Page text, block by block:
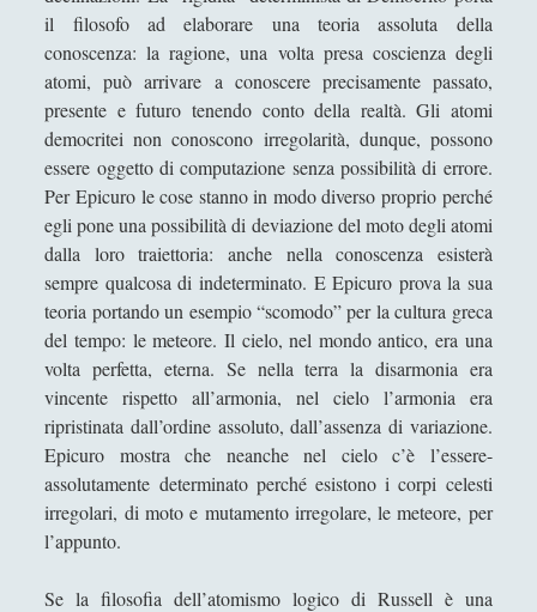
il filosofo ad elaborare una teoria assoluta della
conoscenza: la ragione, una volta presa coscienza degli
atomi, può arrivare a conoscere precisamente passato,
presente e futuro tenendo conto della realtà. Gli atomi
democritei non conoscono irregolarità, dunque, possono
essere oggetto di computazione senza possibilità di errore.
Per Epicuro le cose stanno in modo diverso proprio perché
egli pone una possibilità di deviazione del moto degli atomi
dalla loro traiettoria: anche nella conoscenza esisterà
sempre qualcosa di indeterminato. E Epicuro prova la sua
teoria portando un esempio “scomodo” per la cultura greca
del tempo: le meteore. Il cielo, nel mondo antico, era una
volta perfetta, eterna. Se nella terra la disarmonia era
vincente rispetto all’armonia, nel cielo l’armonia era
ripristinata dall’ordine assoluto, dall’assenza di variazione.
Epicuro mostra che neanche nel cielo c’è l’essere-
assolutamente determinato perché esistono i corpi celesti
irregolari, di moto e mutamento irregolare, le meteore, per
l’appunto.
Se la filosofia dell’atomismo logico di Russell è una